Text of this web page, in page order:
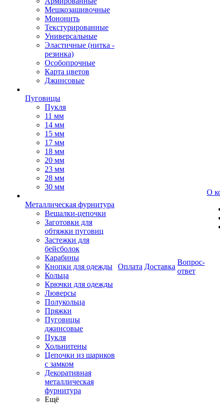
Мешкозашивочные
Мононить
Текстурированные
Универсальные
Эластичные (нитка -
резинка)
Особопрочные
Карта цветов
Джинсовые
Пуговицы
Пукля
11 мм
14 мм
15 мм
17 мм
18 мм
20 мм
23 мм
28 мм
30 мм
Металлическая фурнитура
Вешалки-цепочки
Заготовки для
обтяжки пуговиц
Застежки для
бейсболок
Карабины
Кнопки для одежды
Кольца
Крючки для одежды
Люверсы
Полукольца
Пряжки
Пуговицы
джинсовые
Пукля
Хольнитены
Цепочки из шариков
с замком
Декоративная
металлическая
фурнитура
Ещё
Оплата Доставка
Вопрос-
ответ
О